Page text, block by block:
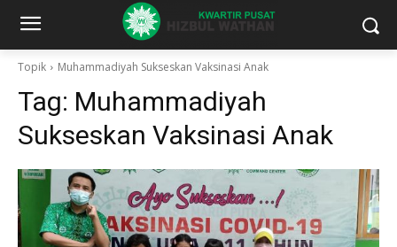
Topik Muhammadiyah Sukseskan Vaksinasi Anak
Tag: Muhammadiyah
Sukseskan Vaksinasi Anak